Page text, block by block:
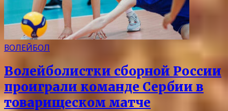
ВОЛЕЙБОЛ
Волейболистки сборной России
проиграли команде Сербии в
товарищеском матче